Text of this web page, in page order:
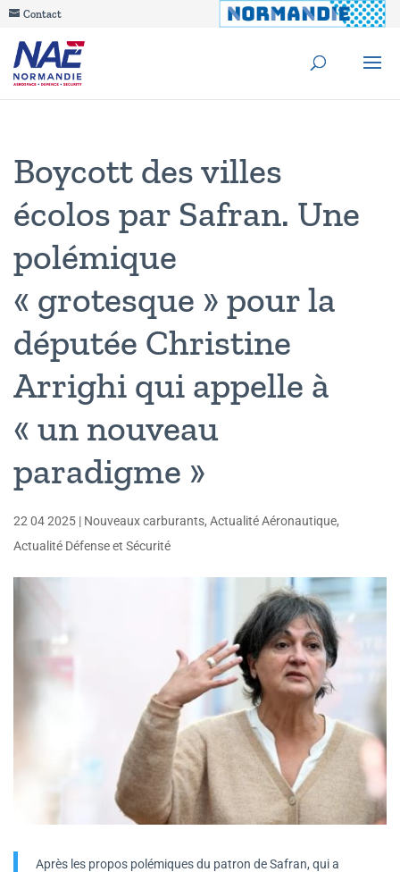
Contact
Boycott des villes
écolos par Safran. Une
polémique
« grotesque » pour la
députée Christine
Arrighi qui appelle à
« un nouveau
paradigme »
22 04 2025 | Nouveaux carburants, Actualité Aéronautique,
Actualité Défense et Sécurité
Après les propos polémiques du patron de Safran, qui a